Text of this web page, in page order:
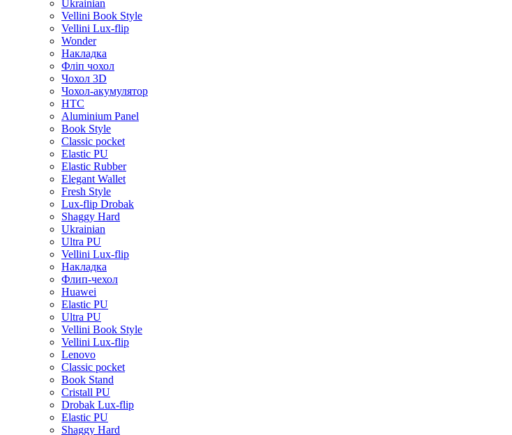
Ukrainian
Vellini Book Style
Vellini Lux-flip
Wonder
Накладка
Фліп чохол
Чохол 3D
Чохол-акумулятор
HTC
Aluminium Panel
Book Style
Classic pocket
Elastic PU
Elastic Rubber
Elegant Wallet
Fresh Style
Lux-flip Drobak
Shaggy Hard
Ukrainian
Ultra PU
Vellini Lux-flip
Накладка
Флип-чехол
Huawei
Elastic PU
Ultra PU
Vellini Book Style
Vellini Lux-flip
Lenovo
Classic pocket
Book Stand
Cristall PU
Drobak Lux-flip
Elastic PU
Shaggy Hard